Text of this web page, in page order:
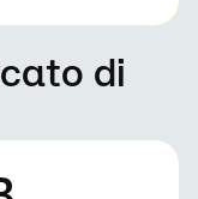
di